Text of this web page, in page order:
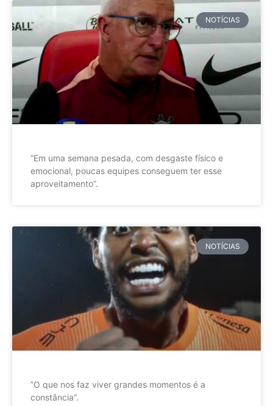
NOTÍCIAS
”Em uma semana pesada, com desgaste físico e
emocional, poucas equipes conseguem ter esse
aproveitamento”.
NOTÍCIAS
”O que nos faz viver grandes momentos é a
constância”.